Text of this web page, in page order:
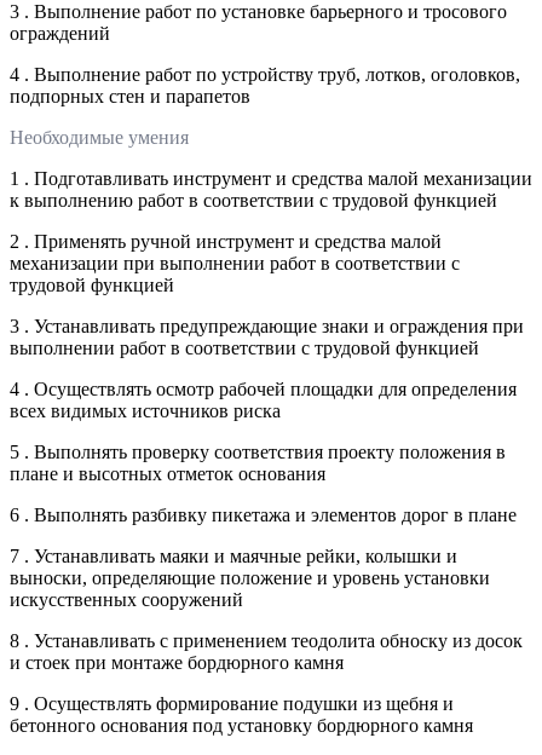
3 . Выполнение работ по установке барьерного и тросового
ограждений
4 . Выполнение работ по устройству труб, лотков, оголовков,
подпорных стен и парапетов
Необходимые умения
1 . Подготавливать инструмент и средства малой механизации
к выполнению работ в соответствии с трудовой функцией
2 . Применять ручной инструмент и средства малой
механизации при выполнении работ в соответствии с
трудовой функцией
3 . Устанавливать предупреждающие знаки и ограждения при
выполнении работ в соответствии с трудовой функцией
4 . Осуществлять осмотр рабочей площадки для определения
всех видимых источников риска
5 . Выполнять проверку соответствия проекту положения в
плане и высотных отметок основания
6 . Выполнять разбивку пикетажа и элементов дорог в плане
7 . Устанавливать маяки и маячные рейки, колышки и
выноски, определяющие положение и уровень установки
искусственных сооружений
8 . Устанавливать с применением теодолита обноску из досок
и стоек при монтаже бордюрного камня
9 . Осуществлять формирование подушки из щебня и
бетонного основания под установку бордюрного камня